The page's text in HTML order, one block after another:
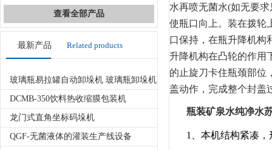
查看全部产品
最新产品 Related products
玻璃瓶易拉罐自动卸垛机 玻璃瓶卸垛机
DCMB-350饮料热收缩膜包装机
龙门式直角坐标码垛机
QGF-无菌液体的灌装生产线设备
水再喷无菌水(如无要
使瓶口向上。装在拨轮
口保持，在瓶升降机构
升降机构在凸轮的作用
的止旋刀卡住瓶颈部位
盖动作，完成整个封盖
瓶装矿泉水纯净水
1、本机结构紧凑